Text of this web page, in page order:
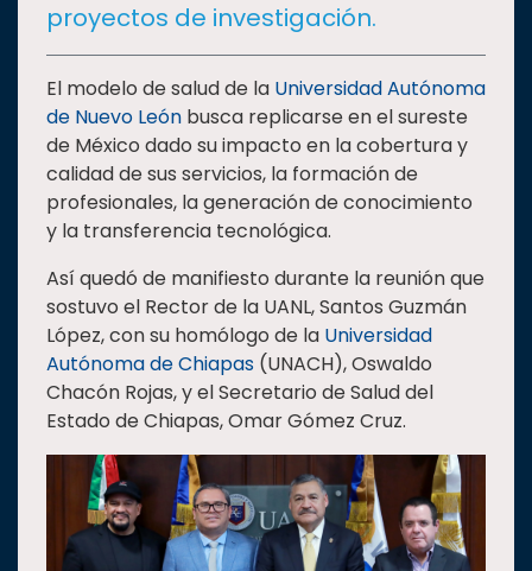
TEMAS
Oferta
educativa
Estudiantes
Rectoría
Investigación
Internacionalización
Responsabilidad
social
Vinculación
Historia
Universiada
Nacional
proyectos de investigación.
El modelo de salud de la Universidad Autónoma
de Nuevo León busca replicarse en el sureste
de México dado su impacto en la cobertura y
calidad de sus servicios, la formación de
profesionales, la generación de conocimiento
y la transferencia tecnológica.
Así quedó de manifiesto durante la reunión que
sostuvo el Rector de la UANL, Santos Guzmán
López, con su homólogo de la Universidad
Autónoma de Chiapas (UNACH), Oswaldo
Chacón Rojas, y el Secretario de Salud del
Estado de Chiapas, Omar Gómez Cruz.